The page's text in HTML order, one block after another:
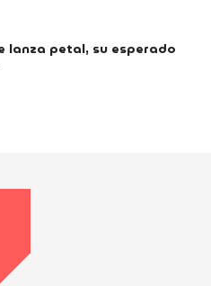
lanza petal, su esperado